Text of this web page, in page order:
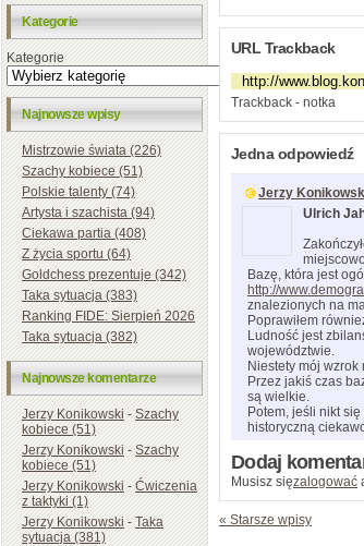
Kategorie
Kategorie
Najnowsze wpisy
Mistrzowie świata (226)
Szachy kobiece (51)
Polskie talenty (74)
Artysta i szachista (94)
Ciekawa partia (408)
Z życia sportu (64)
Goldchess prezentuje (342)
Taka sytuacja (383)
Ranking FIDE: Sierpień 2026
Taka sytuacja (382)
Najnowsze komentarze
Jerzy Konikowski-Szachy
kobiece (51)
Jerzy Konikowski-Szachy
kobiece (51)
Jerzy Konikowski-Ćwiczenia
z taktyki (1)
Jerzy Konikowski-Taka
sytuacja (381)
URL Trackback
Trackback - notka
Jedna odpowiedź
Jerzy
Ulrich
Bazę, która jest
http://
znalezionych na
Poprawiłem
Ludność jest
województwie.
Niestety mój
Przez jakiś czas
są wielkie.
Potem, jeśli nikt
historyczną
Dodaj
Musisz sięzalogować
« Starsze wpisy